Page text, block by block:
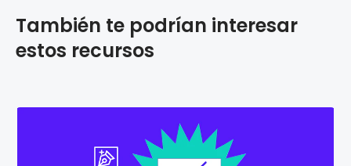
También te podrían interesar
estos recursos